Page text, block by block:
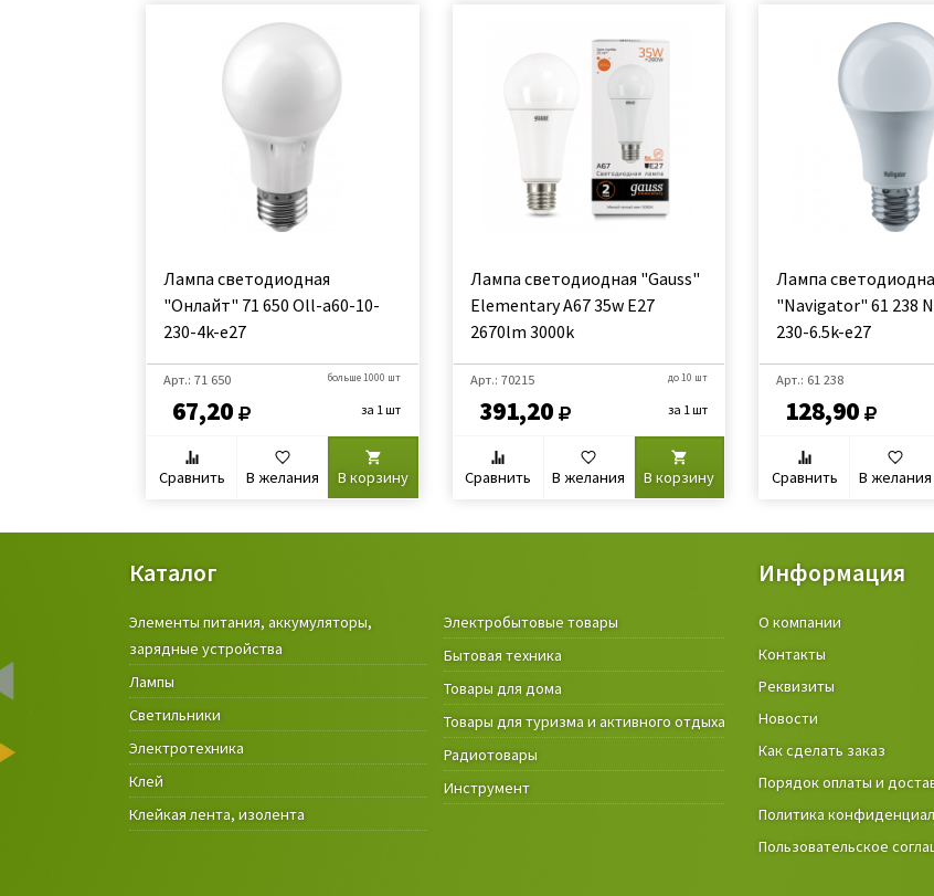
Лампа светодиодная
"Онлайт" 71 650 Оll-a60-10-
230-4k-e27
Арт.: 71 650
67,20
больше 1000 шт
за 1 шт
Сравнить В желания В корзину
Лампа светодиодная "Gauss"
Elementary A67 35w E27
2670lm 3000k
Арт.: 70215
391,20
до 10 шт
за 1 шт
Сравнить В желания В корзину
Лампа
"Navigator" 61 238
230-6.5k-e27
Арт.: 61 238
128,90
Сравнить В желания
Каталог
Элементы питания, аккумуляторы,
зарядные устройства
Лампы
Светильники
Электротехника
Клей
Клейкая лента, изолента
Электробытовые товары
Бытовая техника
Товары для дома
Товары для туризма и активного отдыха
Радиотовары
Инструмент
Крепёжные изделия и
материалы
Товары и инструмент
Фонари
Информация
О компании
Контакты
Реквизиты
Новости
Как сделать заказ
Порядок оплаты и
Политика
Пользовательское